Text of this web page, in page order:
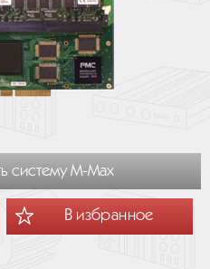
систему М-Мах
В избранное